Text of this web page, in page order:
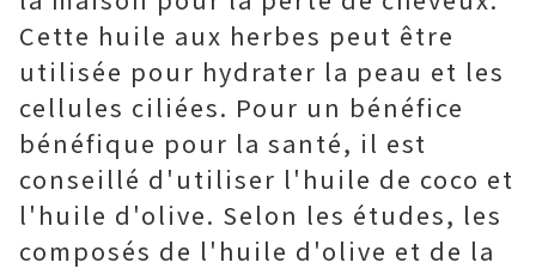
Cette huile aux herbes peut être
utilisée pour hydrater la peau et les
cellules ciliées. Pour un bénéfice
bénéfique pour la santé, il est
conseillé d'utiliser l'huile de coco et
l'huile d'olive. Selon les études, les
composés de l'huile d'olive et de la